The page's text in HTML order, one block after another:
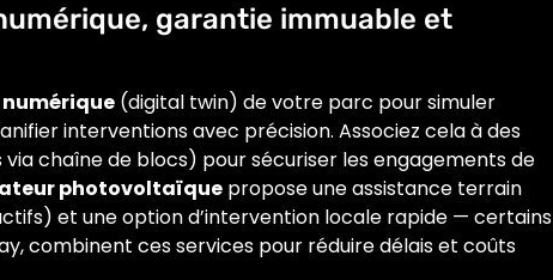
garantie immuable et
(digital twin) de votre parc pour simuler
interventions avec précision. Associez cela à des
chaîne de blocs) pour sécuriser les engagements de
photovoltaïque propose une assistance terrain
et une option d’intervention locale rapide — certains
combinent ces services pour réduire délais et coûts